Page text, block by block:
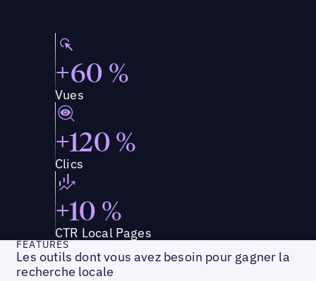
+60 %
Vues
+120 %
Clics
+10 %
CTR Local Pages
FEATURES
Les outils dont vous avez besoin pour gagner la
recherche locale